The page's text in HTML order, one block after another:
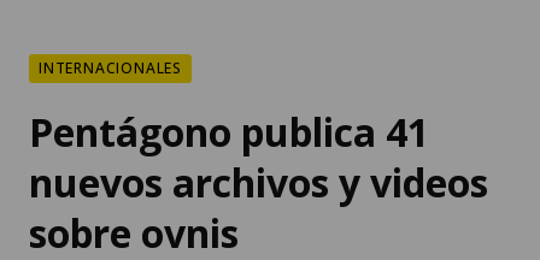
INTERNACIONALES
Pentágono publica 41
nuevos archivos y videos
sobre ovnis